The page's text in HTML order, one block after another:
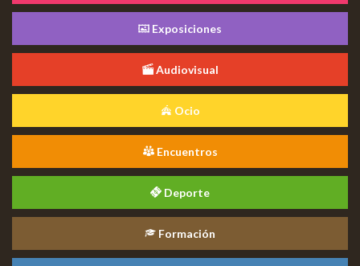
Exposiciones
Audiovisual
Ocio
Encuentros
Deporte
Formación